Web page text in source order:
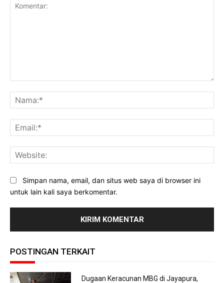
Simpan nama, email, dan situs web saya di browser ini
untuk lain kali saya berkomentar.
POSTINGAN TERKAIT
Dugaan Keracunan MBG di Jayapura,